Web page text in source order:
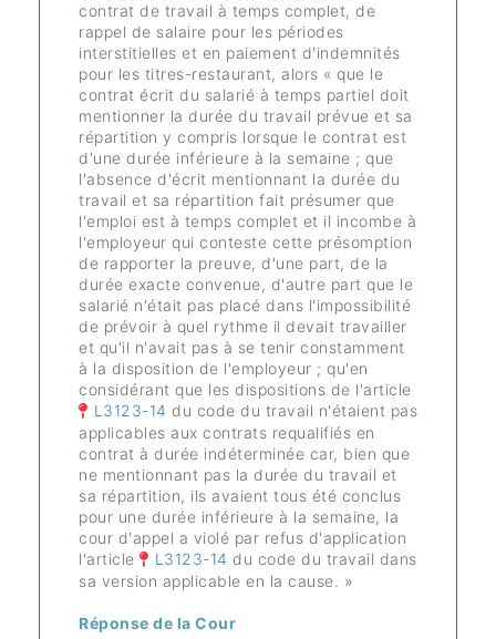
contrat de travail à temps complet, de
rappel de salaire pour les périodes
interstitielles et en paiement d'indemnités
pour les titres-restaurant, alors « que le
contrat écrit du salarié à temps partiel doit
mentionner la durée du travail prévue et sa
répartition y compris lorsque le contrat est
d'une durée inférieure à la semaine ; que
l'absence d'écrit mentionnant la durée du
travail et sa répartition fait présumer que
l'emploi est à temps complet et il incombe à
l'employeur qui conteste cette présomption
de rapporter la preuve, d'une part, de la
durée exacte convenue, d'autre part que le
salarié n'était pas placé dans l'impossibilité
de prévoir à quel rythme il devait travailler
et qu'il n'avait pas à se tenir constamment
à la disposition de l'employeur ; qu'en
considérant que les dispositions de l'article
L3123-14 du code du travail n'étaient pas
applicables aux contrats requalifiés en
contrat à durée indéterminée car, bien que
ne mentionnant pas la durée du travail et
sa répartition, ils avaient tous été conclus
pour une durée inférieure à la semaine, la
cour d'appel a violé par refus d'application
l'article
L3123-14 du code du travail dans
sa version applicable en la cause. »
Réponse de la Cour